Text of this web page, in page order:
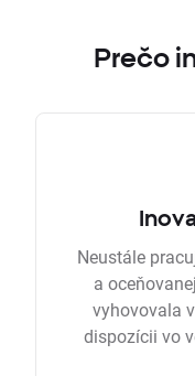
Prečo
Neustále
a
vyhovovala
dispozícii vo